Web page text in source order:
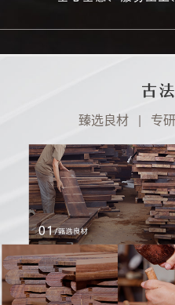
臻选良材 | 专